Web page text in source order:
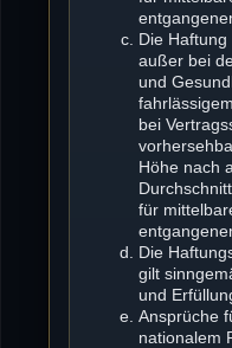
Die
außer bei
und
bei
Höhe nach
für
Die
gilt
und
Ansprüche
nationalem